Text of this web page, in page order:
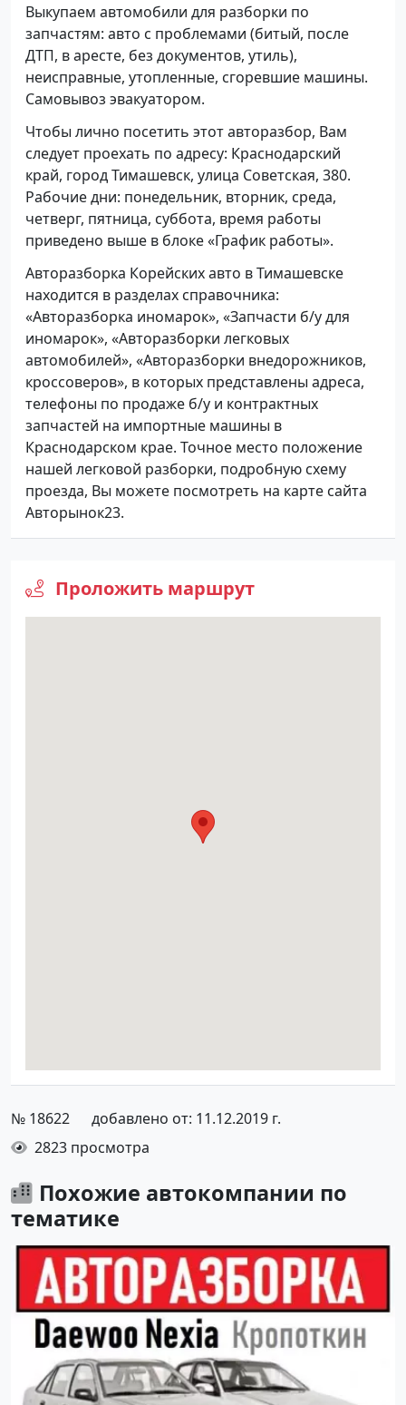
Выкупаем автомобили для разборки по
запчастям: авто с проблемами (битый, после
ДТП, в аресте, без документов, утиль),
неисправные, утопленные, сгоревшие машины.
Самовывоз эвакуатором.
Чтобы лично посетить этот авторазбор, Вам
следует проехать по адресу: Краснодарский
край, город Тимашевск, улица Советская, 380.
Рабочие дни: понедельник, вторник, среда,
четверг, пятница, суббота, время работы
приведено выше в блоке «График работы».
Авторазборка Корейских авто в Тимашевске
находится в разделах справочника:
«Авторазборка иномарок», «Запчасти б/у для
иномарок», «Авторазборки легковых
автомобилей», «Авторазборки внедорожников,
кроссоверов», в которых представлены адреса,
телефоны по продаже б/у и контрактных
запчастей на импортные машины в
Краснодарском крае. Точное место положение
нашей легковой разборки, подробную схему
проезда, Вы можете посмотреть на карте сайта
Авторынок23.
Проложить маршрут
№ 18622
добавлено от: 11.12.2019 г.
2823 просмотра
Похожие автокомпании по
тематике